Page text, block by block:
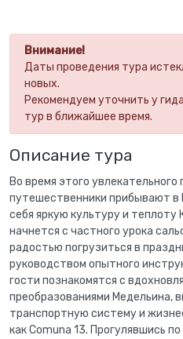
Внимание!
Даты проведения тура
новых.
Рекомендуем уточнить у
тур в ближайшее время.
Описание тура
Во время этого
путешественники прибывают в
себя яркую культуру и теплоту
начнется с частного урока
радостью погрузиться в
руководством опытного
гости познакомятся с
преобразованиями Медельина,
транспортную систему и
как Comuna 13. Прогулявшись